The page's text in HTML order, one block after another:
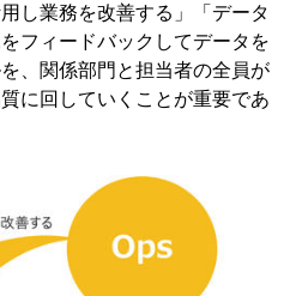
し業務を改善する」「データ
フィードバックしてデータを
、関係部門と担当者の全員が
に回していくことが重要であ